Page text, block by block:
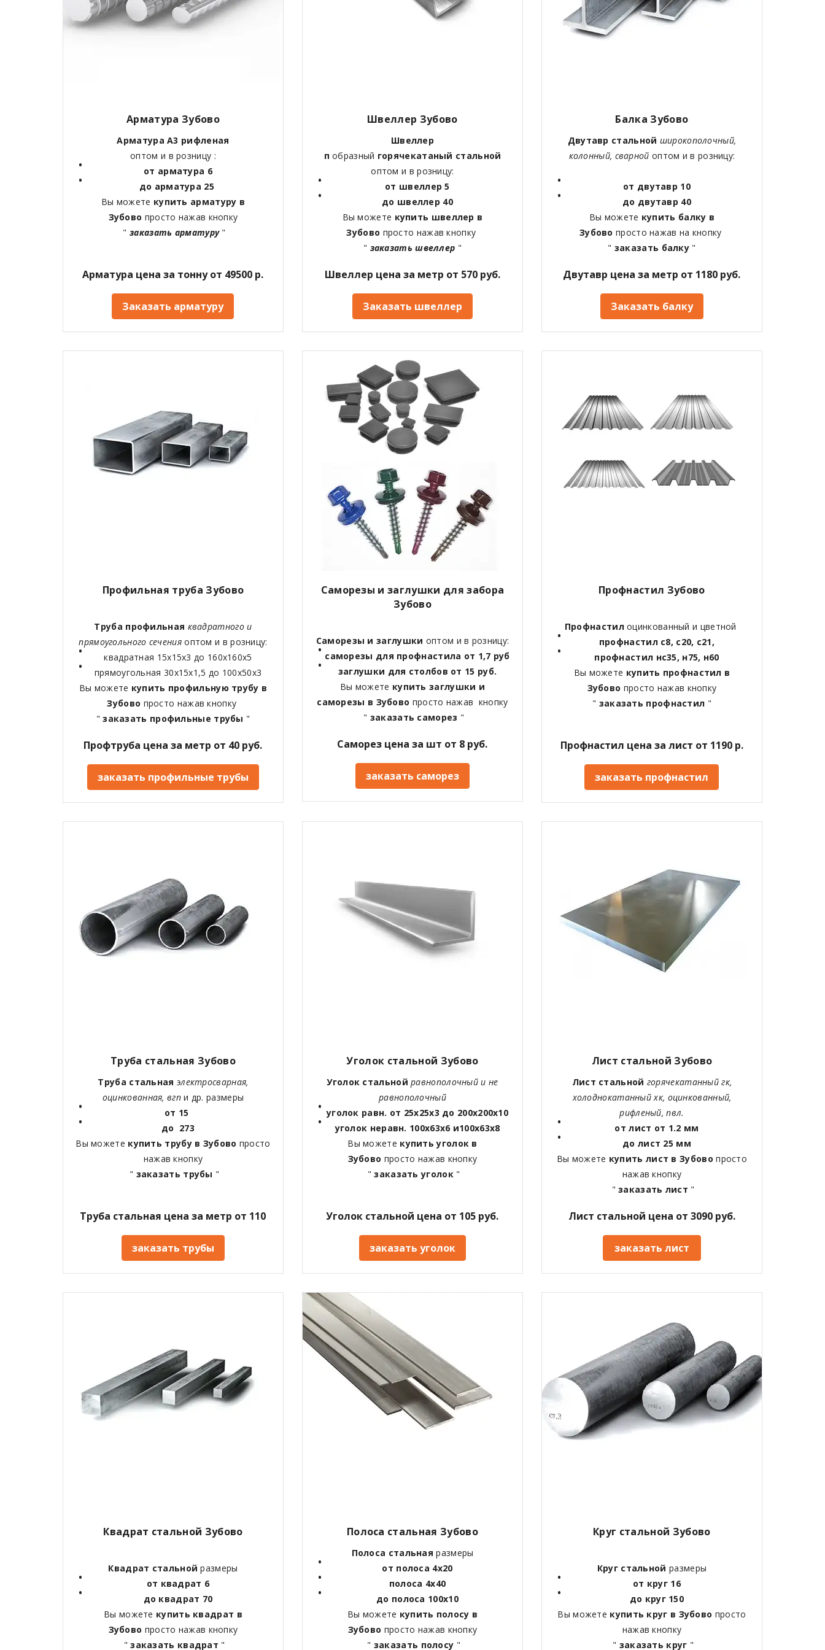
Арматура Зубово
Арматура А3 рифленая
оптом и в розницу :
от арматура 6
до арматура 25
Вы можете купить арматуру в
Зубово просто нажав кнопку
"заказать арматуру"
Арматура цена за тонну от 49500 р.
Заказать арматуру
Швеллер Зубово
Швеллер
побразный горячекатаный стальной
оптом и в розницу:
от швеллер 5
до швеллер 40
Вы можете купить швеллер в
Зубово просто нажав кнопку
" заказать швеллер "
Швеллер цена за метр от 570 руб.
Заказать швеллер
Балка Зубово
Двутавр стальной широкополочный,
колонный, сварной оптом и в розницу:
от двутавр 10
до двутавр 40
Вы можете купить балку в
Зубовопросто нажав на кнопку
" заказать балку "
Двутавр цена за метр от 1180 руб.
Заказать балку
Профильная труба Зубово
Труба профильная квадратного и
прямоугольного сеченияоптом и в розницу:
квадратная 15х15х3 до 160х160х5
прямоугольная 30х15х1,5 до 100х50х3
Вы можете купить профильную трубу в
Зубово просто нажав кнопку
"заказать профильные трубы "
Профтруба цена за метр от 40 руб.
заказать профильные трубы
Саморезы и заглушки для забора
Зубово
Саморезы и заглушки оптом и в розницу:
саморезы для профнастила от 1,7 руб
заглушки для столбов от 15 руб.
Вы можете купить заглушки и
саморезы в Зубово просто нажав кнопку
" заказать саморез "
Саморез цена за шт от 8 руб.
заказать саморез
Профнастил Зубово
Профнастилоцинкованный и цветной
профнастил с8, с20, с21,
профнастил нс35, н75, н60
Вы можете купить профнастил в
Зубово просто нажав кнопку
" заказать профнастил "
Профнастил цена за лист от 1190 р.
заказать профнастил
Труба стальная Зубово
Труба стальная электросварная,
оцинкованная, вгпи др. размеры
от 15
до 273
Вы можете купить трубу в Зубово просто
нажав кнопку
" заказать трубы "
Труба стальная цена за метр от 110
заказать трубы
Уголок стальной Зубово
Уголок стальнойравнополочный и не
равнополочный
уголок равн. от 25х25х3 до 200х200х10
уголок неравн. 100х63х6 и100х63х8
Вы можете купить уголок в
Зубово просто нажав кнопку
" заказать уголок"
Уголок стальной цена от 105 руб.
заказать уголок
Лист стальной Зубово
Лист стальной горячекатанный гк,
холоднокатанный хк, оцинкованный,
рифленый, пвл.
от лист от 1.2 мм
до лист 25 мм
Вы можете купить лист в Зубовопросто
нажав кнопку
"заказать лист "
Лист стальной цена от 3090 руб.
заказать лист
Квадрат стальной Зубово
Квадрат стальной размеры
от квадрат 6
до квадрат 70
Вы можете купить квадрат в
Зубово просто нажав кнопку
" заказать квадрат "
Полоса стальная Зубово
Полоса стальная размеры
от полоса 4х20
полоса 4х40
до полоса 100х10
Вы можете купить полосу в
Зубово просто нажав кнопку
" заказать полосу "
Круг стальной Зубово
Круг стальной размеры
от круг 16
до круг 150
Вы можете купить круг в Зубово просто
нажав кнопку
" заказать круг "